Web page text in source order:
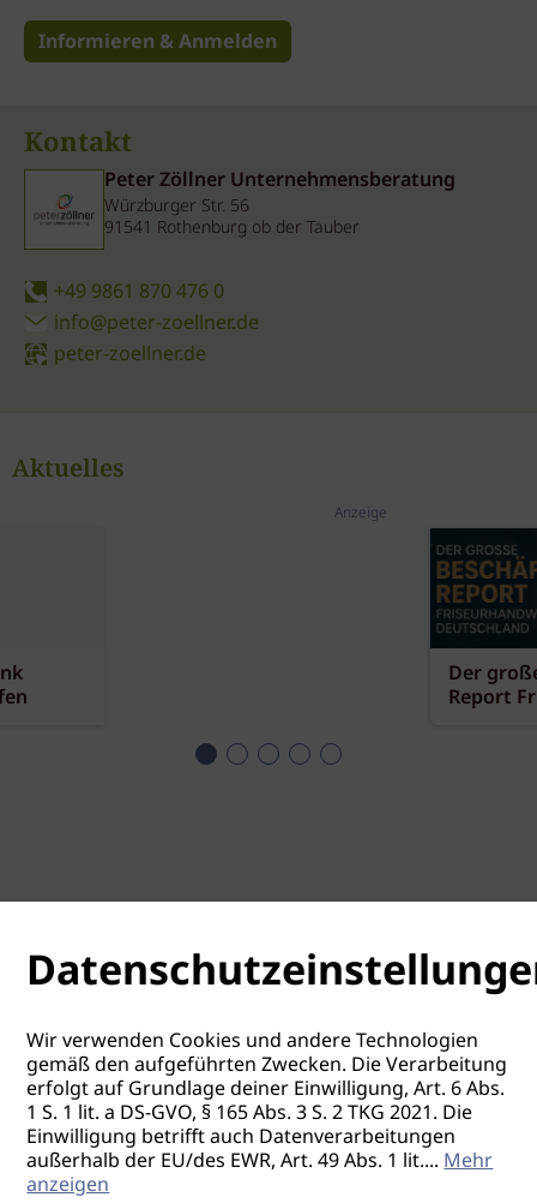
Informieren & Anmelden
Kontakt
Peter Zöllner Unternehmensberatung
Würzburger Str. 56
91541 Rothenburg ob der Tauber
+49 9861 870 476 0
info@peter-zoellner.de
peter-zoellner.de
Aktuelles
Anzeige
Der
Report
Wir verwenden Cookies und andere Technologien
gemäß den aufgeführten Zwecken. Die Verarbeitung
erfolgt auf Grundlage deiner Einwilligung, Art. 6 Abs.
1 S. 1 lit. a DS-GVO, § 165 Abs. 3 S. 2 TKG 2021. Die
Einwilligung betrifft auch Datenverarbeitungen
außerhalb der EU/des EWR, Art. 49 Abs. 1 lit....Mehr
anzeigen